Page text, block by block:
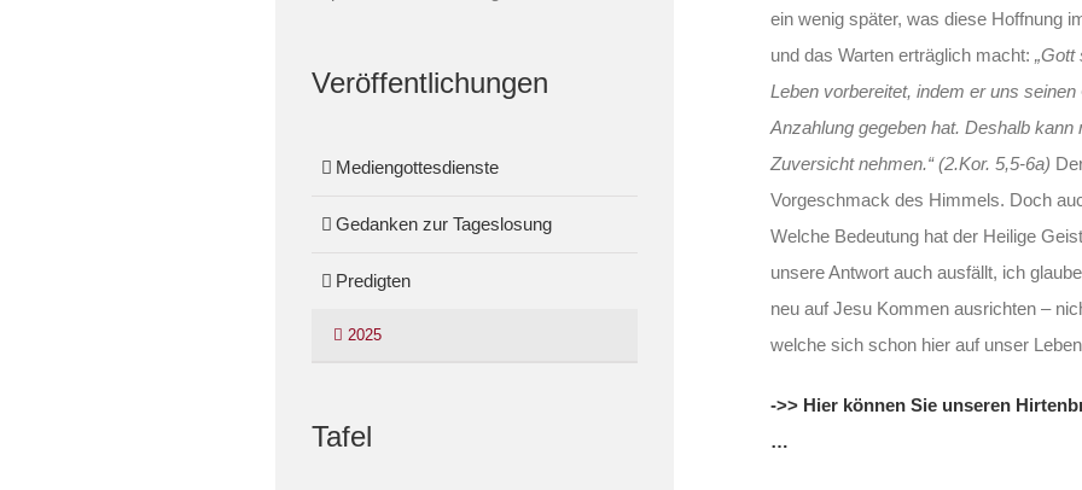
ein wenig später, was diese Hoffnung
und das Warten erträglich macht:
Leben vorbereitet, indem er uns
Anzahlung gegeben hat. Deshalb
Zuversicht nehmen.“ (2.Kor. 5,5-6a)
Vorgeschmack des Himmels. Doch
Welche Bedeutung hat der Heilige
unsere Antwort auch ausfällt, ich
neu auf Jesu Kommen ausrichten –
welche sich schon hier auf unser
->> Hier können Sie unseren
…
Veröffentlichungen
Mediengottesdienste
Gedanken zur Tageslosung
Predigten
2025
Tafel